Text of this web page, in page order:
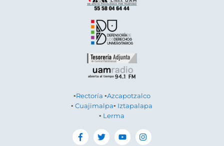
▪Rectoría ▪Azcapotzalco
▪Cuajimalpa▪ Iztapalapa
▪ Lerma